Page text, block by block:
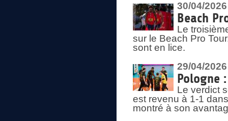
30/04/2026
Beach
Le
sur le Beach Pro
sont en lice.
29/04/2026
Pologne
Le verdict
est revenu à 1-1
montré à son